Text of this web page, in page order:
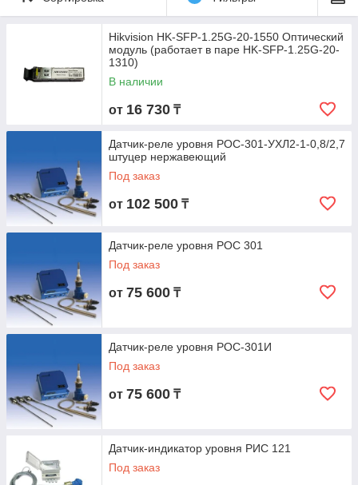
Hikvision HK-SFP-1.25G-20-1550 Оптический
модуль (работает в паре HK-SFP-1.25G-20-
1310)
В наличии
от 16 730 ₸
Датчик-реле уровня РОС-301-УХЛ2-1-0,8/2,7
штуцер нержавеющий
Под заказ
от 102 500 ₸
Датчик-реле уровня РОС 301
Под заказ
от 75 600 ₸
Датчик-реле уровня РОС-301И
Под заказ
от 75 600 ₸
Датчик-индикатор уровня РИС 121
Под заказ